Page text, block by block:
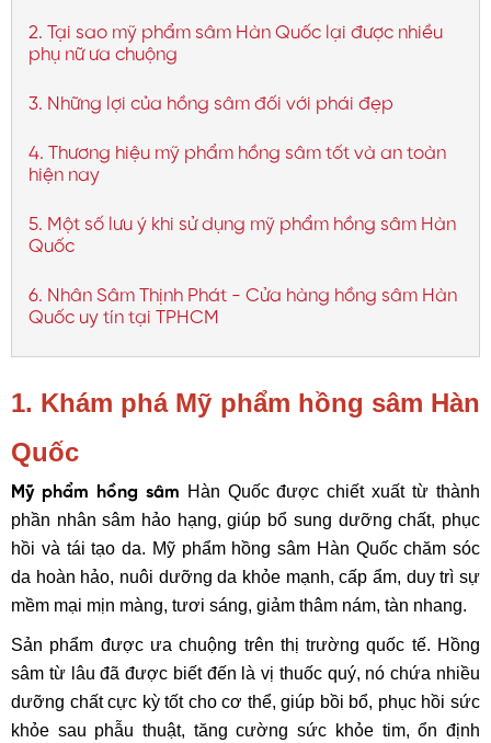
2. Tại sao mỹ phẩm sâm Hàn Quốc lại được nhiều
phụ nữ ưa chuộng
3. Những lợi của hồng sâm đối với phái đẹp
4. Thương hiệu mỹ phẩm hồng sâm tốt và an toàn
hiện nay
5. Một số lưu ý khi sử dụng mỹ phẩm hồng sâm Hàn
Quốc
6. Nhân Sâm Thịnh Phát - Cửa hàng hồng sâm Hàn
Quốc uy tín tại TPHCM
1. Khám phá Mỹ phẩm hồng sâm Hàn
Quốc
Mỹ phẩm hồng sâm Hàn Quốc được chiết xuất từ thành
phần nhân sâm hảo hạng, giúp bổ sung dưỡng chất, phục
hồi và tái tạo da. Mỹ phẩm hồng sâm Hàn Quốc chăm sóc
da hoàn hảo, nuôi dưỡng da khỏe mạnh, cấp ẩm, duy trì sự
mềm mại mịn màng, tươi sáng, giảm thâm nám, tàn nhang.
Sản phẩm được ưa chuộng trên thị trường quốc tế. Hồng
sâm từ lâu đã được biết đến là vị thuốc quý, nó chứa nhiều
dưỡng chất cực kỳ tốt cho cơ thể, giúp bồi bổ, phục hồi sức
khỏe sau phẫu thuật, tăng cường sức khỏe tim, ổn định